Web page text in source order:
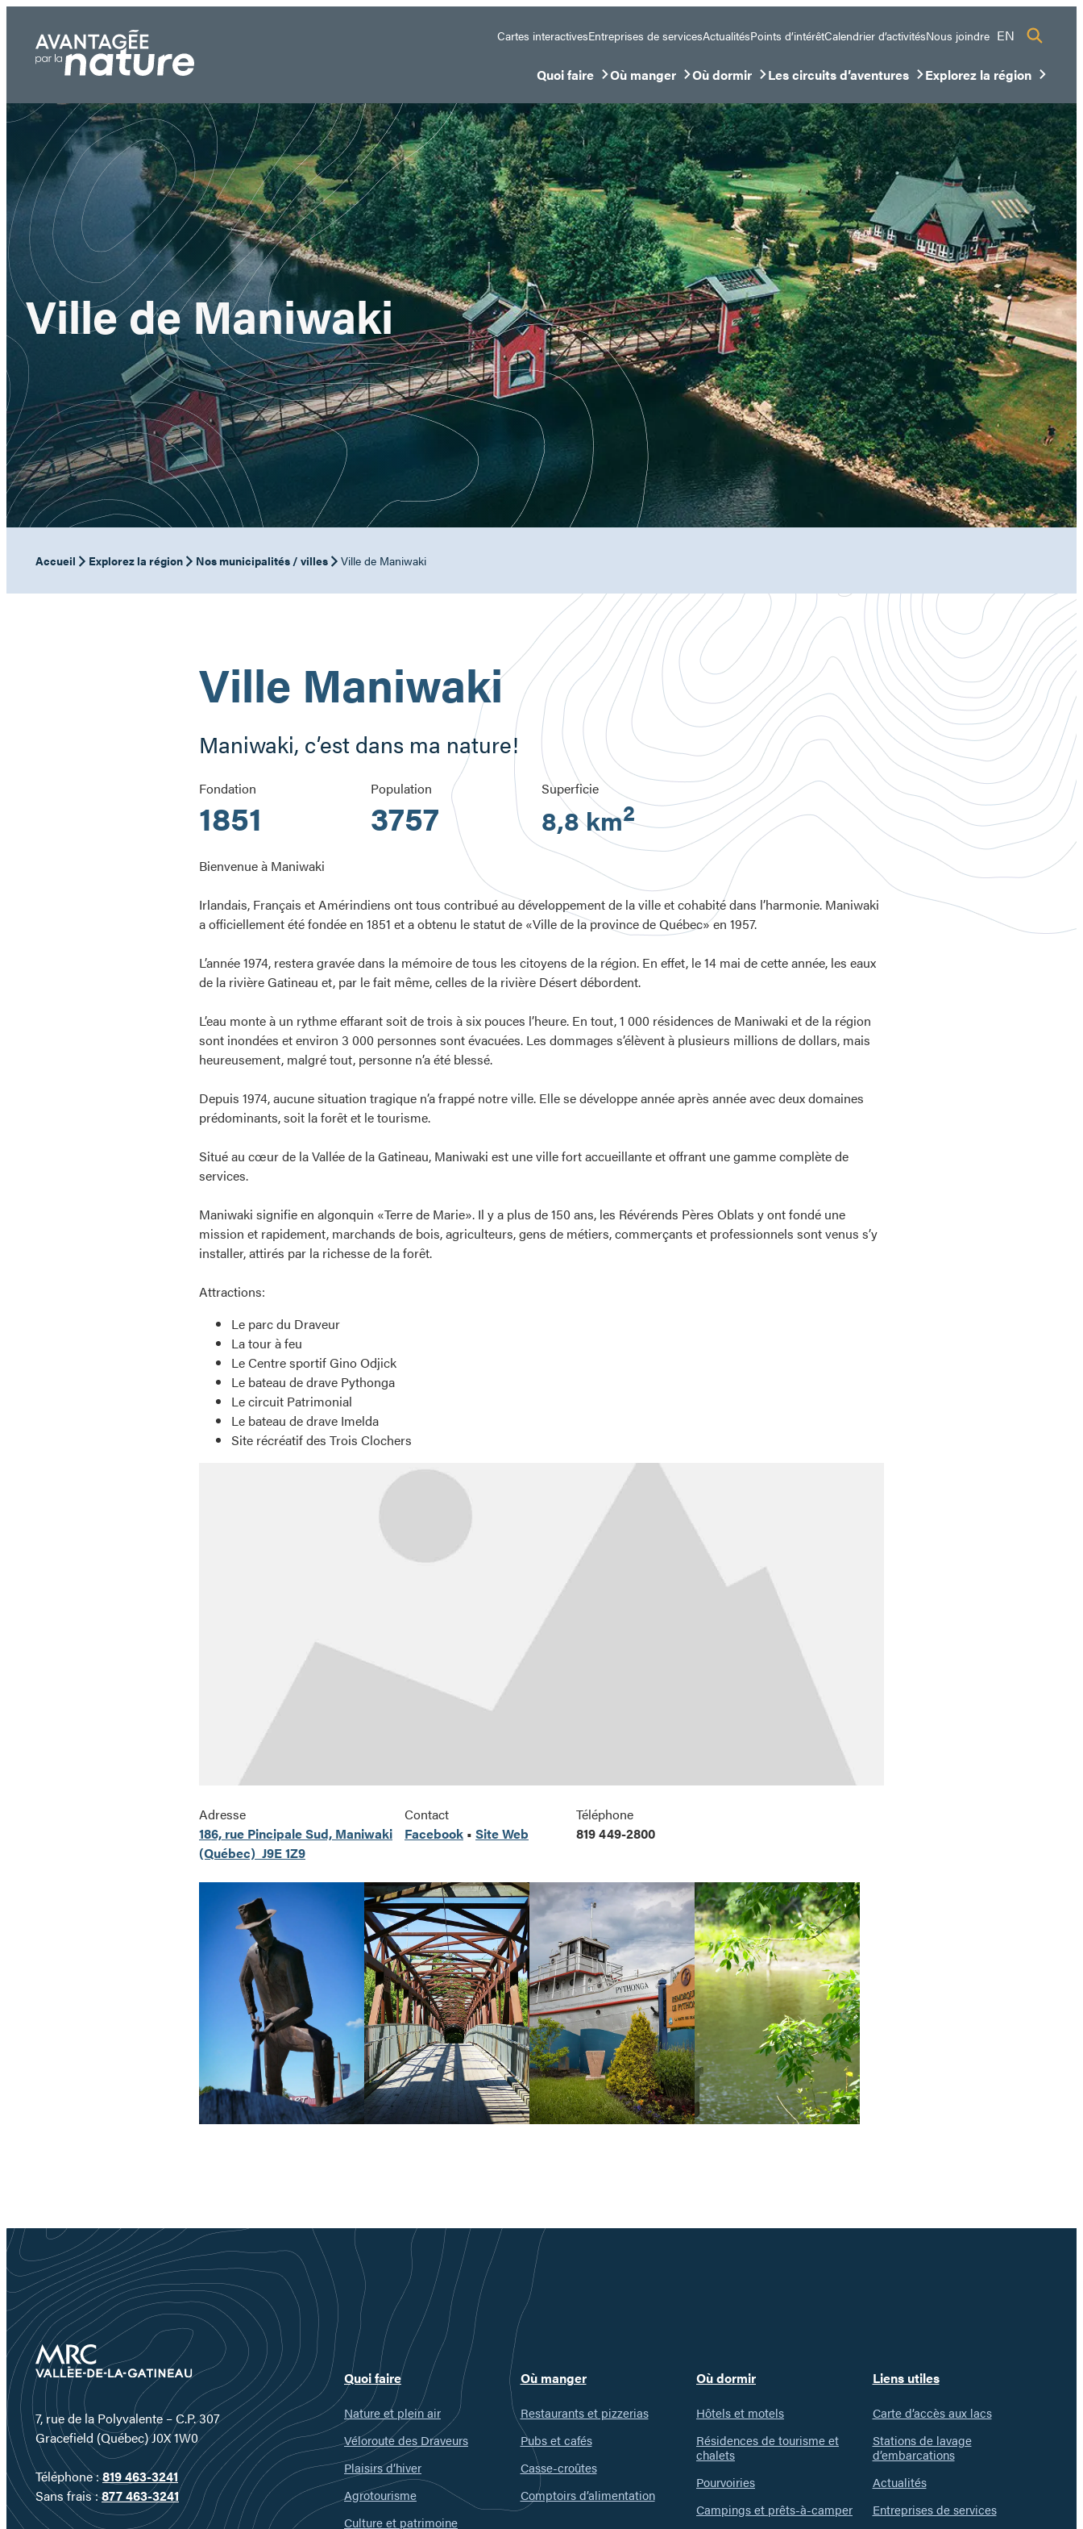
contenu
Cartes interactivesEntreprises de servicesActualitésPoints d’intérêtCalendrier d’activitésNous joindre EN
Quoi faire
Ouvrir/Fermer le sous-menu
Où manger
Ouvrir/Fermer le sous-menu
Où dormir
Ouvrir/Fermer le sous-menu
Les circuits d’aventures
Ouvrir/Fermer le sous-menuExplorez la région
Ouvrir/Fermer le sous-
Ville de Maniwaki
Accueil Explorez la région Nos municipalités / villes Ville de Maniwaki
Ville Maniwaki
Maniwaki, c’est dans ma nature!
Fondation
1851
Population
3757
Superficie
8,8 km2
Bienvenue à Maniwaki
Irlandais, Français et Amérindiens ont tous contribué au développement de la ville et cohabité dans l’harmonie. Maniwaki
a officiellement été fondée en 1851 et a obtenu le statut de «Ville de la province de Québec» en 1957.
L’année 1974, restera gravée dans la mémoire de tous les citoyens de la région. En effet, le 14 mai de cette année, les eaux
de la rivière Gatineau et, par le fait même, celles de la rivière Désert débordent.
L’eau monte à un rythme effarant soit de trois à six pouces l’heure. En tout, 1 000 résidences de Maniwaki et de la région
sont inondées et environ 3 000 personnes sont évacuées. Les dommages s’élèvent à plusieurs millions de dollars, mais
heureusement, malgré tout, personne n’a été blessé.
Depuis 1974, aucune situation tragique n’a frappé notre ville. Elle se développe année après année avec deux domaines
prédominants, soit la forêt et le tourisme.
Situé au cœur de la Vallée de la Gatineau, Maniwaki est une ville fort accueillante et offrant une gamme complète de
services.
Maniwaki signifie en algonquin «Terre de Marie». Il y a plus de 150 ans, les Révérends Pères Oblats y ont fondé une
mission et rapidement, marchands de bois, agriculteurs, gens de métiers, commerçants et professionnels sont venus s’y
installer, attirés par la richesse de la forêt.
Attractions:
Le parc du Draveur
La tour à feu
Le Centre sportif Gino Odjick
Le bateau de drave Pythonga
Le circuit Patrimonial
Le bateau de drave Imelda
Site récréatif des Trois Clochers
Adresse
186, rue Pincipale Sud, Maniwaki
(Québec) J9E 1Z9
Contact
Facebook • Site Web
Téléphone
819 449-2800
7, rue de la Polyvalente – C.P. 307
Gracefield (Québec) J0X 1W0
Téléphone :819 463-3241
Sans frais :877 463-3241
Quoi faire
Nature et plein air
Véloroute des Draveurs
Plaisirs d’hiver
Agrotourisme
Culture et patrimoine
Où manger
Restaurants et pizzerias
Pubs et cafés
Casse-croûtes
Comptoirs d’alimentation
Où dormir
Hôtels et motels
Résidences de tourisme et
chalets
Pourvoiries
Campings et prêts-à-camper
Liens utiles
Carte d’accès aux lacs
Stations de lavage
d’embarcations
Actualités
Entreprises de services